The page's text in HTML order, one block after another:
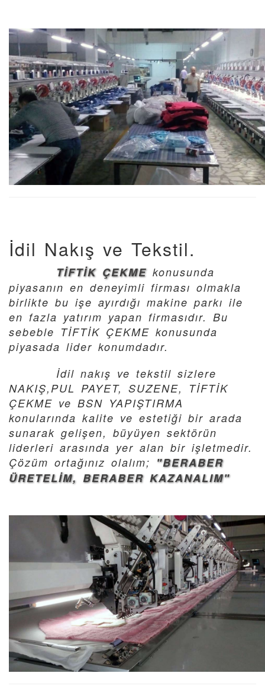
İdil Nakış ve Tekstil.
TİFTİK ÇEKMEkonusunda
piyasanın en deneyimli firması olmakla
birlikte bu işe ayırdığı makine parkı ile
en fazla yatırım yapan firmasıdır. Bu
sebeble TİFTİK ÇEKME konusunda
piyasada lider konumdadır.
İdil nakış ve tekstil sizlere
NAKIŞ,PUL PAYET, SUZENE, TİFTİK
ÇEKME ve BSN YAPIŞTIRMA
konularında kalite ve estetiği bir arada
sunarak gelişen, büyüyen sektörün
liderleri arasında yer alan bir işletmedir.
Çözüm ortağınız olalım; "BERABER
ÜRETELİM, BERABER KAZANALIM"